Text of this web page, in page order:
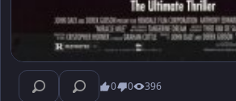
0 0 396